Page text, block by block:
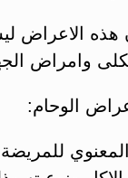
هذه الاعراض
وامراض
الوحام:
للمريضة